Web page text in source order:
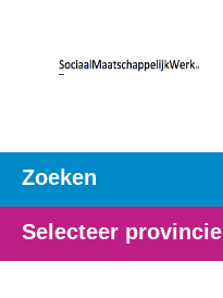
Zoeken
Selecteer provincie